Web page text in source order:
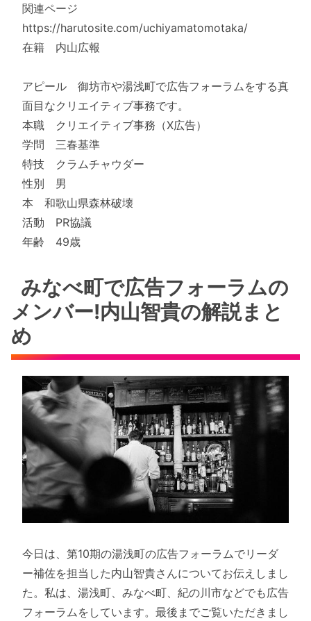
関連ページ
https://harutosite.com/uchiyamatomotaka/
在籍 内山広報
アピール 御坊市や湯浅町で広告フォーラムをする真
面目なクリエイティブ事務です。
本職 クリエイティブ事務（X広告）
学問 三春基準
特技 クラムチャウダー
性別 男
本 和歌山県森林破壊
活動 PR協議
年齢 49歳
みなべ町で広告フォーラムの
メンバー!内山智貴の解説まと
め
今日は、第10期の湯浅町の広告フォーラムでリーダ
ー補佐を担当した内山智貴さんについてお伝えしまし
た。私は、湯浅町、みなべ町、紀の川市などでも広告
フォーラムをしています。最後までご覧いただきまし